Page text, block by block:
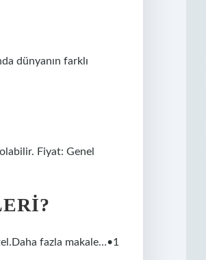
dünyanın farklı
Fiyat: Genel
fazla makale…•1